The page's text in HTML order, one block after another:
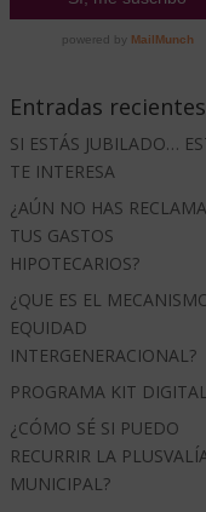
Entradas recientes
SI ESTÁS JUBILADO…
TE INTERESA
¿AÚN NO HAS
TUS GASTOS
HIPOTECARIOS?
¿QUE ES EL
EQUIDAD
INTERGENERACIONAL?
PROGRAMA KIT DIGITAL
¿CÓMO SÉ SI PUEDO
RECURRIR LA
MUNICIPAL?